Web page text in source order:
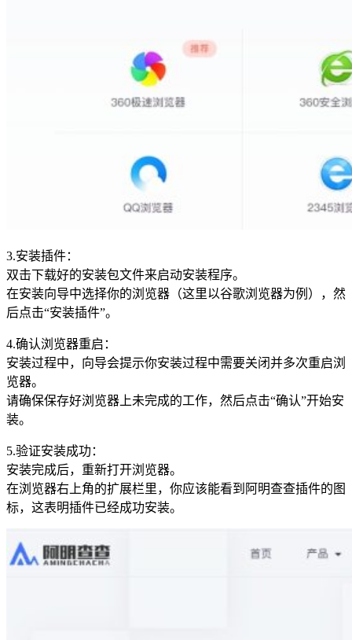
3.安装插件：
双击下载好的安装包文件来启动安装程序。
在安装向导中选择你的浏览器（这里以谷歌浏览器为例），然
后点击“安装插件”。
4.确认浏览器重启：
安装过程中，向导会提示你安装过程中需要关闭并多次重启浏
览器。
请确保保存好浏览器上未完成的工作，然后点击“确认”开始安
装。
5.验证安装成功：
安装完成后，重新打开浏览器。
在浏览器右上角的扩展栏里，你应该能看到阿明查查插件的图
标，这表明插件已经成功安装。